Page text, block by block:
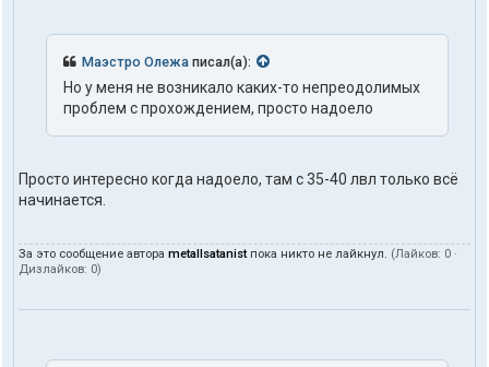
Маэстро Олежа писал(а):
Но у меня не возникало каких-то непреодолимых
проблем с прохождением, просто надоело
Просто интересно когда надоело, там с 35-40 лвл только всё
начинается.
За это сообщение автора metallsatanistпока никто не лайкнул. (Лайков: 0 ·
Дизлайков: 0)